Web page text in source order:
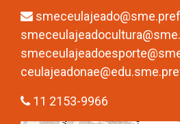
11 2153-9966